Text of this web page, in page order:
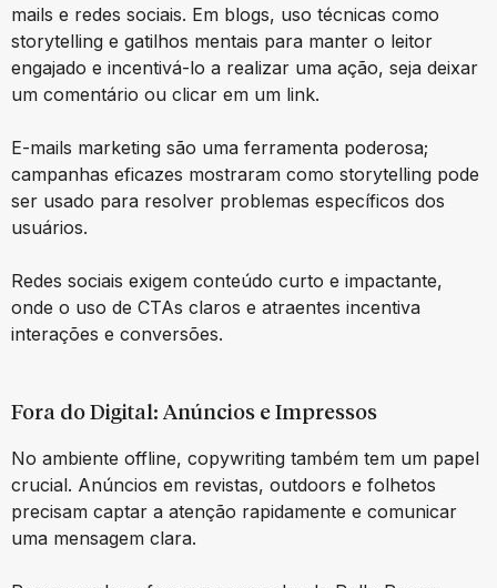
mails e redes sociais. Em blogs, uso técnicas como
storytelling e gatilhos mentais para manter o leitor
engajado e incentivá-lo a realizar uma ação, seja deixar
um comentário ou clicar em um link.
E-mails marketing são uma ferramenta poderosa;
campanhas eficazes mostraram como storytelling pode
ser usado para resolver problemas específicos dos
usuários.
Redes sociais exigem conteúdo curto e impactante,
onde o uso de CTAs claros e atraentes incentiva
interações e conversões.
Fora do Digital: Anúncios e Impressos
No ambiente offline, copywriting também tem um papel
crucial. Anúncios em revistas, outdoors e folhetos
precisam captar a atenção rapidamente e comunicar
uma mensagem clara.